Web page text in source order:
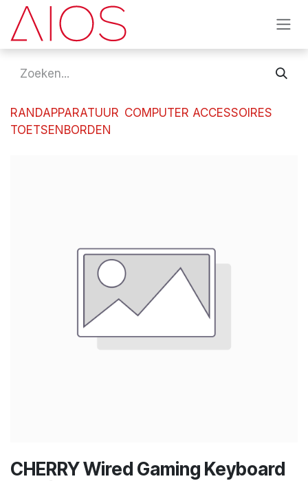
Overslaan naar inhoud
RANDAPPARATUUR COMPUTER ACCESSOIRES
TOETSENBORDEN
CHERRY Wired Gaming Keyboard